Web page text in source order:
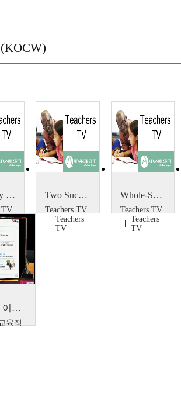
The Play Project
TV
Two Successful Projects
Teachers TV
Teachers
TV
Whole-School Portrait Project
Teachers TV
Teachers
TV
2014 이러닝 국제 콘퍼런스 : What is the Lessons from Education Support Project~
육정